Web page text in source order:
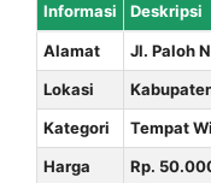
Informasi Deskripsi
Alamat
Jl. Paloh
Lokasi
Kategori
Tempat
Harga
Rp.